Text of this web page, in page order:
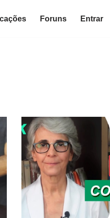
Foruns Entrar